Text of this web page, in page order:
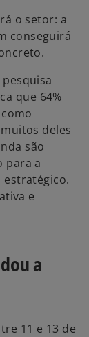
o setor: a
conseguirá
que 64%
deles
são
para a
e
a
11 e 13 de